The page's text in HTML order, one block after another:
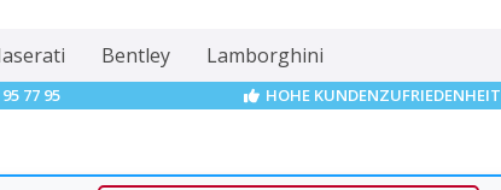
Bentley Lamborghini
77 95 HOHE KUNDENZUFRIEDENHEIT